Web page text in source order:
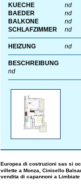
KUECHE nd
BAEDER
nd
BALKONE
nd
SCHLAFZIMMER
nd
HEIZUNG nd
BESCHREIBUNG
nd
Europea di costruzioni sas si
villette a Monza, Cinisello
vendita di capannoni a Limbiate